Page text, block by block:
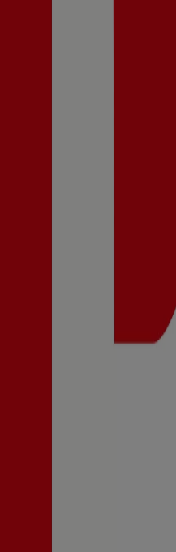
al 11/08
horarios: Domingo ,
en esta tienda de
en Av, Andalucia S/N